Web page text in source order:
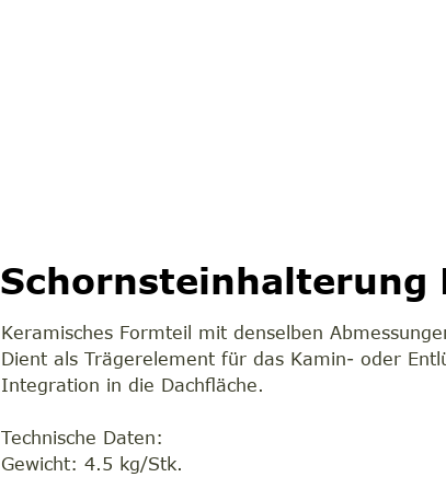
Schornsteinhalterung
Keramisches Formteil mit denselben
Dient als Trägerelement für das Kamin- oder
Integration in die Dachfläche.
Technische Daten:
Gewicht: 4.5 kg/Stk.